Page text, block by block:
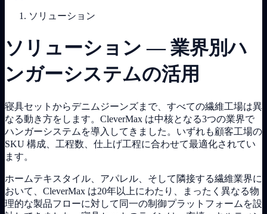
ソリューション
ソリューション — 業界別ハ
ンガーシステムの活用
寝具セットからデニムジーンズまで、すべての繊維工場は異
なる動き方をします。CleverMax は中核となる3つの業界で
ハンガーシステムを導入してきました。いずれも顧客工場の
SKU 構成、工程数、仕上げ工程に合わせて最適化されてい
ます。
ホームテキスタイル、アパレル、そして隣接する繊維業界に
おいて、CleverMax は20年以上にわたり、まったく異なる物
理的な製品フローに対して同一の制御プラットフォームを設